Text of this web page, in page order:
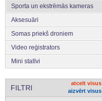
Sporta un ekstrēmās kameras
Aksesuāri
Somas priekš droniem
Video reģistrators
Mini statīvi
FILTRI
atcelt visus
aizvērt visus